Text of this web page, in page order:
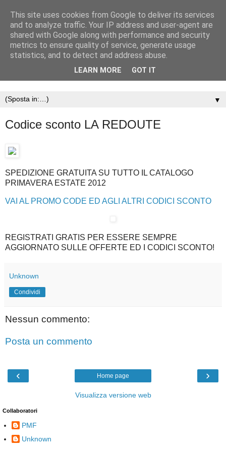
▼
Codice sconto LA REDOUTE
SPEDIZIONE GRATUITA SU TUTTO IL CATALOGO
PRIMAVERA ESTATE 2012
VAI AL PROMO CODE ED AGLI ALTRI CODICI SCONTO
REGISTRATI GRATIS PER ESSERE SEMPRE
AGGIORNATO SULLE OFFERTE ED I CODICI SCONTO!
Unknown
Condividi
Nessun commento:
Posta un commento
‹ ›
Home page
Visualizza versione web
Collaboratori
PMF
Unknown
This site uses cookies from Google to deliver its services
and to analyze traffic. Your IP address and user-agent are
shared with Google along with performance and security
metrics to ensure quality of service, generate usage
statistics, and to detect and address abuse.
LEARN MORE GOT IT